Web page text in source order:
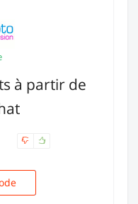
à partir de